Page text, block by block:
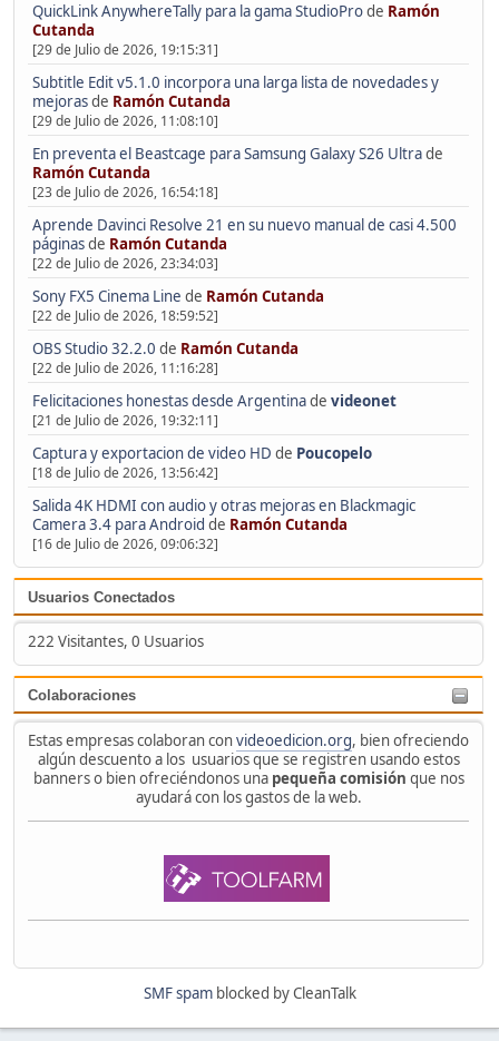
QuickLink AnywhereTally para la gama StudioProde Ramón
Cutanda
[29 de Julio de 2026, 19:15:31]
Subtitle Edit v5.1.0 incorpora una larga lista de novedades y
mejorasde Ramón Cutanda
[29 de Julio de 2026, 11:08:10]
En preventa el Beastcage para Samsung Galaxy S26 Ultrade
Ramón Cutanda
[23 de Julio de 2026, 16:54:18]
Aprende Davinci Resolve 21 en su nuevo manual de casi 4.500
páginasde Ramón Cutanda
[22 de Julio de 2026, 23:34:03]
Sony FX5 Cinema Line de Ramón Cutanda
[22 de Julio de 2026, 18:59:52]
OBS Studio 32.2.0 de Ramón Cutanda
[22 de Julio de 2026, 11:16:28]
Felicitaciones honestas desde Argentinade videonet
[21 de Julio de 2026, 19:32:11]
Captura y exportacion de video HD de Poucopelo
[18 de Julio de 2026, 13:56:42]
Salida 4K HDMI con audio y otras mejoras en Blackmagic
Camera 3.4 para Android de Ramón Cutanda
[16 de Julio de 2026, 09:06:32]
Usuarios Conectados
222 Visitantes, 0 Usuarios
Colaboraciones
Estas empresas colaboran convideoedicion.org, bien ofreciendo
algún descuento a los usuarios que se registren usando estos
banners o bien ofreciéndonos una pequeña comisión que nos
ayudará con los gastos de la web.
SMF spamblocked by CleanTalk